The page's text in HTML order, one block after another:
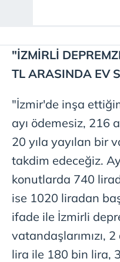
"İZMİRLİ
TL ARASINDA EV
"İzmir'de inşa
ayı ödemesiz, 216
20 yıla yayılan bir
takdim edeceğiz.
konutlarda 740
ise 1020 liradan
ifade ile İzmirli
vatandaşlarımızı,
lira ile 180 bin lira,